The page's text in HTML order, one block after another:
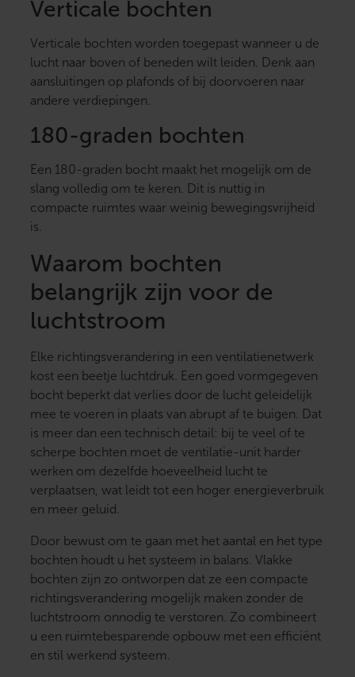
Verticale bochten
Verticale bochten worden toegepast wanneer u de
lucht naar boven of beneden wilt leiden. Denk aan
aansluitingen op plafonds of bij doorvoeren naar
andere verdiepingen.
180-graden bochten
Een 180-graden bocht maakt het mogelijk om de
slang volledig om te keren. Dit is nuttig in
compacte ruimtes waar weinig bewegingsvrijheid
is.
Waarom bochten
belangrijk zijn voor de
luchtstroom
Elke richtingsverandering in een ventilatienetwerk
kost een beetje luchtdruk. Een goed vormgegeven
bocht beperkt dat verlies door de lucht geleidelijk
mee te voeren in plaats van abrupt af te buigen. Dat
is meer dan een technisch detail: bij te veel of te
scherpe bochten moet de ventilatie-unit harder
werken om dezelfde hoeveelheid lucht te
verplaatsen, wat leidt tot een hoger energieverbruik
en meer geluid.
Door bewust om te gaan met het aantal en het type
bochten houdt u het systeem in balans. Vlakke
bochten zijn zo ontworpen dat ze een compacte
richtingsverandering mogelijk maken zonder de
luchtstroom onnodig te verstoren. Zo combineert
u een ruimtebesparende opbouw met een efficiënt
en stil werkend systeem.